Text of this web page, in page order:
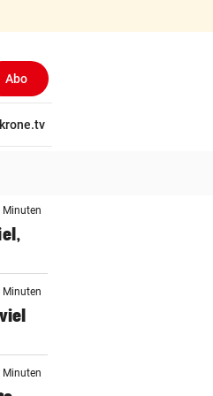
Abo
krone.tv
Minuten
Minuten
Minuten